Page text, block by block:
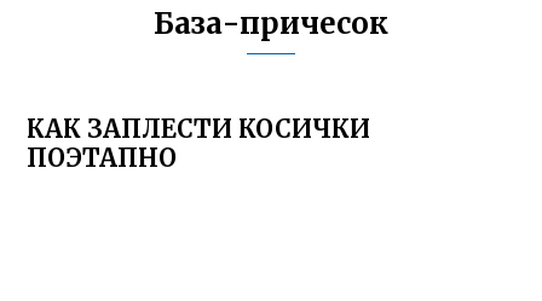
База-причесок
КАК ЗАПЛЕСТИ КОСИЧКИ
ПОЭТАПНО